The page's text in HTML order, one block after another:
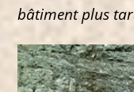
bâtiment plus